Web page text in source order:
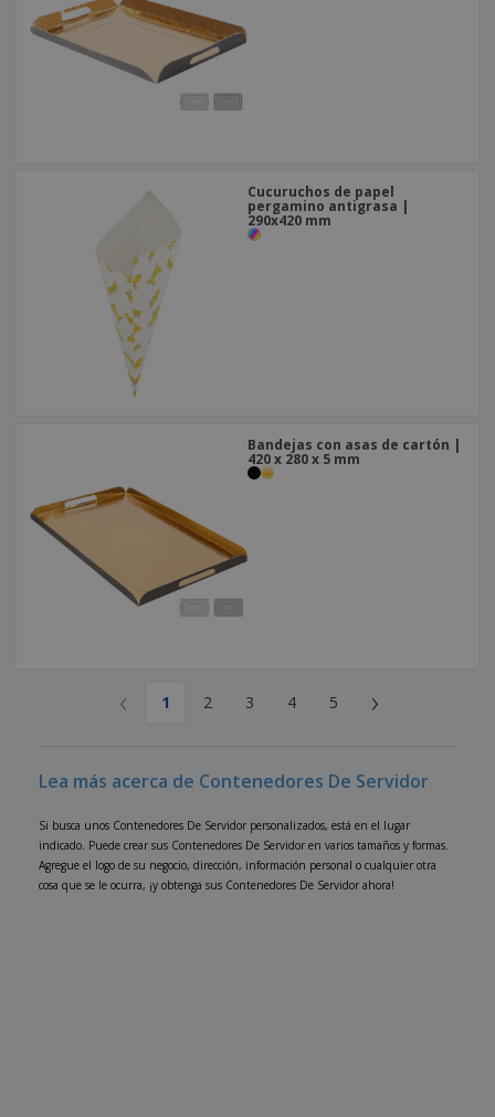
Cucuruchos de papel
pergamino antigrasa |
290x420 mm
Bandejas con asas de cartón |
420 x 280 x 5 mm
‹ 1 2 3 4 5 ›
Lea más acerca de Contenedores De Servidor
Si busca unos Contenedores De Servidor personalizados, está en el lugar
indicado. Puede crear sus Contenedores De Servidor en varios tamaños y formas.
Agregue el logo de su negocio, dirección, información personal o cualquier otra
cosa que se le ocurra, ¡y obtenga sus Contenedores De Servidor ahora!